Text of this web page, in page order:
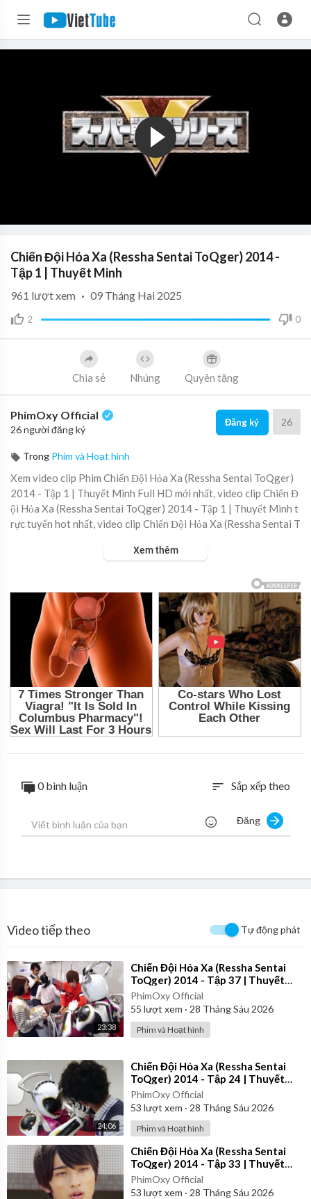
Chiến Đội Hỏa Xa (Ressha Sentai ToQger) 2014 -
Tập 1 | Thuyết Minh
2 0
961 lượt xem · 09 Tháng Hai 2025
Chia sẻ Nhúng Quyên tặng
PhimOxy Official
26 người đăng ký
Đăng ký 26
Trong Phim và Hoạt hình
Xem video clip Phim Chiến Đội Hỏa Xa (Ressha Sentai ToQger)
2014 - Tập 1 | Thuyết Minh Full HD mới nhất, video clip Chiến Đ
ội Hỏa Xa (Ressha Sentai ToQger) 2014 - Tập 1 | Thuyết Minh t
rực tuyến hot nhất, video clip Chiến Đội Hỏa Xa (Ressha Sentai T
Xem thêm
0 bình luận sort Sắp xếp theo
Đăng
Video tiếp theo Tự động phát
23:38
⁣Chiến Đội Hỏa Xa (Ressha Sentai
ToQger) 2014 - Tập 37 | Thuyết
Minh
PhimOxy Official
55 lượt xem · 28 Tháng Sáu 2026
Phim và Hoạt hình
24:06
⁣Chiến Đội Hỏa Xa (Ressha Sentai
ToQger) 2014 - Tập 24 | Thuyết
Minh
PhimOxy Official
53 lượt xem · 28 Tháng Sáu 2026
Phim và Hoạt hình
⁣Chiến Đội Hỏa Xa (Ressha Sentai
ToQger) 2014 - Tập 33 | Thuyết
Minh
PhimOxy Official
53 lượt xem · 28 Tháng Sáu 2026